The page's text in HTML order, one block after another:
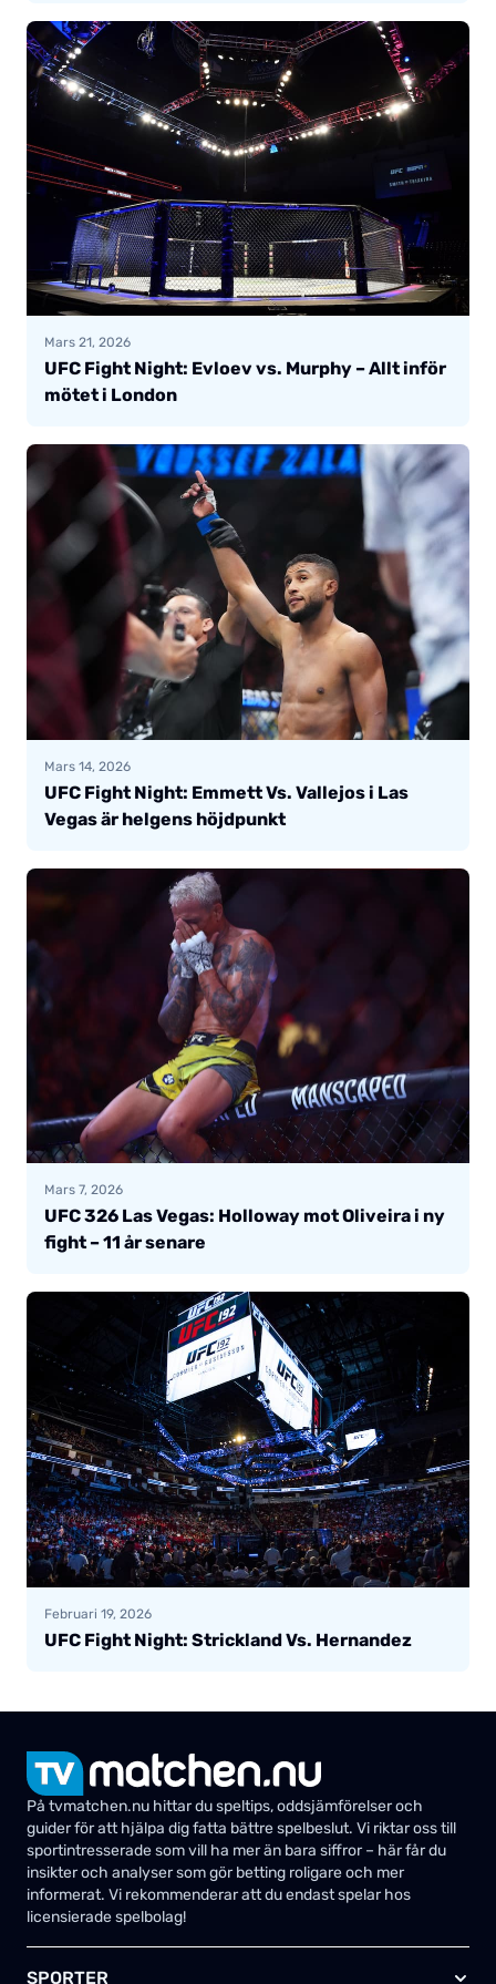
Mars 21, 2026
UFC Fight Night: Evloev vs. Murphy – Allt inför
mötet i London
Mars 14, 2026
UFC Fight Night: Emmett Vs. Vallejos i Las
Vegas är helgens höjdpunkt
Mars 7, 2026
UFC 326 Las Vegas: Holloway mot Oliveira i ny
fight – 11 år senare
Februari 19, 2026
UFC Fight Night: Strickland Vs. Hernandez
På tvmatchen.nu hittar du speltips, oddsjämförelser och
guider för att hjälpa dig fatta bättre spelbeslut. Vi riktar oss till
sportintresserade som vill ha mer än bara siffror – här får du
insikter och analyser som gör betting roligare och mer
informerat. Vi rekommenderar att du endast spelar hos
licensierade spelbolag!
SPORTER